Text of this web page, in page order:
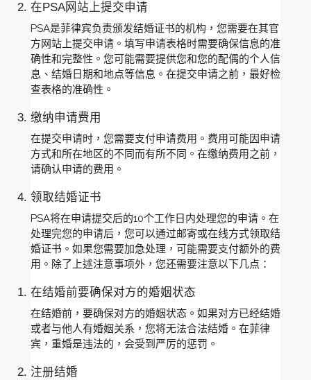
在PSA网站上提交申请
PSA是菲律宾负责颁发结婚证书的机构，您需要在其官
方网站上提交申请。填写申请表格时需要确保信息的准
确性和完整性。您可能需要提供您和您的配偶的个人信
息、结婚日期和地点等信息。在提交申请之前，最好检
查表格的准确性。
缴纳申请费用
在提交申请时，您需要支付申请费用。费用可能因申请
方式和所在地区的不同而有所不同。在缴纳费用之前，
请确认申请的费用。
领取结婚证书
PSA将在申请提交后的10个工作日内处理您的申请。在
处理完您的申请后，您可以通过邮寄或在线方式领取结
婚证书。如果您需要加急处理，可能需要支付额外的费
用。除了上述注意事项外，您还需要注意以下几点：
在结婚前要确保对方的婚姻状态
在结婚前，要确保对方的婚姻状态。如果对方已经结婚
或者与他人有婚姻关系，您将无法合法结婚。在菲律
宾，重婚是违法的，会受到严厉的惩罚。
注册结婚